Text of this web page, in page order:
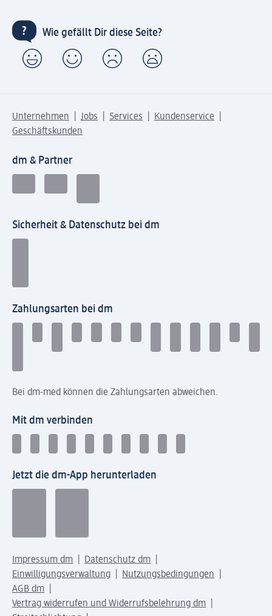
Wie gefällt Dir diese Seite?
Unternehmen Jobs Services
Kundenservice
Geschäftskunden
dm & Partner
Sicherheit & Datenschutz bei dm
Zahlungsarten bei dm
Bei dm-med können die Zahlungsarten abweichen.
Mit dm verbinden
Jetzt die dm-App herunterladen
Impressum dm
Datenschutz dm
Einwilligungsverwaltung
Nutzungsbedingungen
AGB dm
Vertrag widerrufen und Widerrufsbelehrung dm